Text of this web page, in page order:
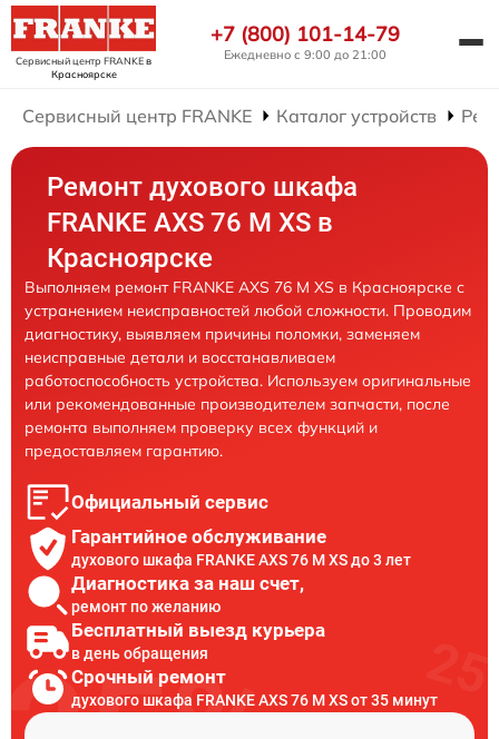
Сервисный центр FRANKEв
Красноярске
+7 (800) 101-14-79
Ежедневно с 9:00 до 21:00
Сервисный центр FRANKE Каталог устройств
Ремонт духового шкафа
FRANKE AXS 76 M XS в
Красноярске
Выполняем ремонт FRANKE AXS 76 M XS в Красноярске с
устранением неисправностей любой сложности. Проводим
диагностику, выявляем причины поломки, заменяем
неисправные детали и восстанавливаем
работоспособность устройства. Используем оригинальные
или рекомендованные производителем запчасти, после
ремонта выполняем проверку всех функций и
предоставляем гарантию.
Официальный сервис
Гарантийное обслуживание
духового шкафа FRANKE AXS 76 M XS до 3 лет
Диагностика за наш счет,
ремонт по желанию
Бесплатный выезд курьера
в день обращения
Срочный ремонт
духового шкафа FRANKE AXS 76 M XS от 35 минут